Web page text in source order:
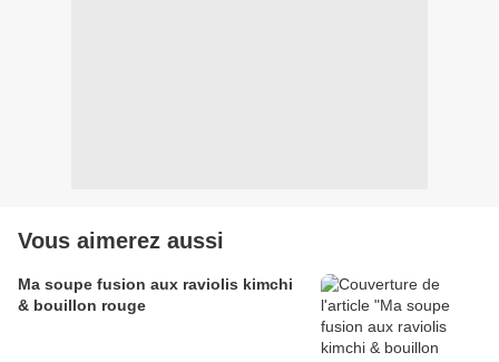
Vous aimerez aussi
Ma soupe fusion aux raviolis kimchi
& bouillon rouge